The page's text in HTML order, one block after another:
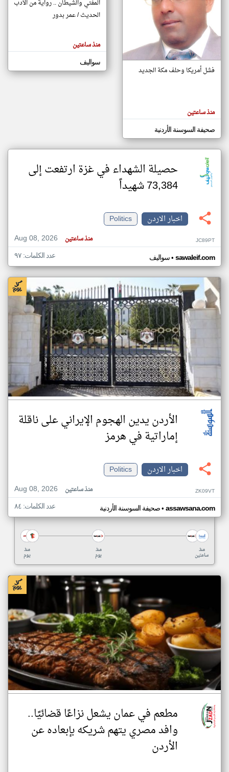
مصادر الأخبار من الاردن
اخبار الاردن على مدار الساعة
أهم اخبار الاردن العاجلة والمباشرة
الموجوده
هنا عن
وجهةفشل أمريكا وحلف مكة الجديد
منذ ساعتين
صحيفة السوسنة الأردنية
المفتي والشيطان .. رواية من الأدب
الحديث / عمر بدور
منذ ساعتين
سواليف
حصيلة الشهداء في غزة ارتفعت إلى
73,384 شهيداً
اخبار الاردن
Politics
Aug 08, 2026
منذ ساعتين JC89PT
سواليف• sawaleif.com عدد الكلمات: ٩٧
الأردن يدين الهجوم الإيراني على ناقلة
إماراتية في هرمز
اخبار الاردن
Politics
Aug 08, 2026
منذ ساعتين ZK09VT
صحيفة السوسنة الأردنية• assawsana.com عدد الكلمات: ٨٤
منذ
يوم
منذ
يوم
منذ
ساعتين
مطعم في عمان يشعل نزاعًا قضائيًا..
وافد مصري يتهم شريكه بإبعاده عن
الأردن
klyoum.com